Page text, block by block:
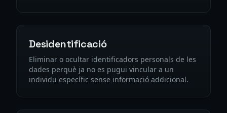
Desidentificació
Eliminar o ocultar identificadors personals de les
dades perquè ja no es pugui vincular a un
individu específic sense informació addicional.